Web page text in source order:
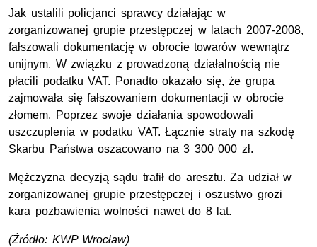
Jak ustalili policjanci sprawcy działając w
zorganizowanej grupie przestępczej w latach 2007-2008,
fałszowali dokumentację w obrocie towarów wewnątrz
unijnym. W związku z prowadzoną działalnością nie
płacili podatku VAT. Ponadto okazało się, że grupa
zajmowała się fałszowaniem dokumentacji w obrocie
złomem. Poprzez swoje działania spowodowali
uszczuplenia w podatku VAT. Łącznie straty na szkodę
Skarbu Państwa oszacowano na 3 300 000 zł.
Mężczyzna decyzją sądu trafił do aresztu. Za udział w
zorganizowanej grupie przestępczej i oszustwo grozi
kara pozbawienia wolności nawet do 8 lat.
(Źródło: KWP Wrocław)